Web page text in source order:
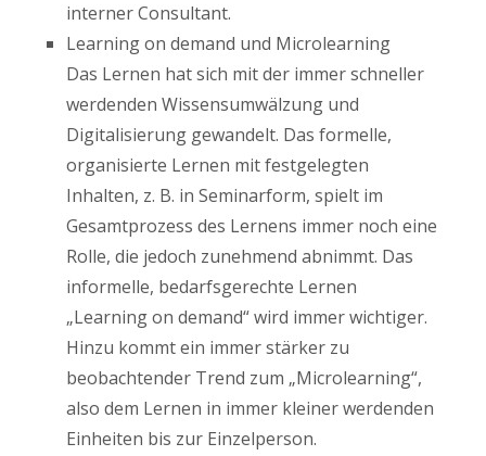
interner Consultant.
Learning on demand und Microlearning
Das Lernen hat sich mit der immer schneller
werdenden Wissensumwälzung und
Digitalisierung gewandelt. Das formelle,
organisierte Lernen mit festgelegten
Inhalten, z. B. in Seminarform, spielt im
Gesamtprozess des Lernens immer noch eine
Rolle, die jedoch zunehmend abnimmt. Das
informelle, bedarfsgerechte Lernen
„Learning on demand“ wird immer wichtiger.
Hinzu kommt ein immer stärker zu
beobachtender Trend zum „Microlearning“,
also dem Lernen in immer kleiner werdenden
Einheiten bis zur Einzelperson.